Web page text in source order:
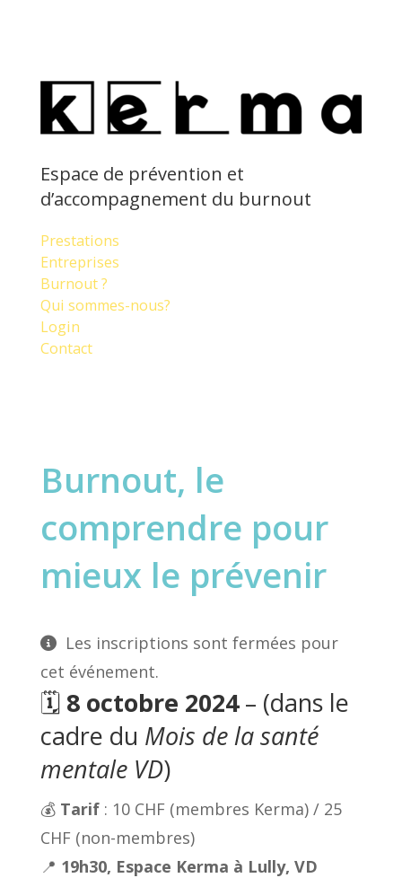
Espace de prévention et
d’accompagnement du burnout
Prestations
Entreprises
Burnout ?
Qui sommes-nous?
Login
Contact
Burnout, le
comprendre pour
mieux le prévenir
Les inscriptions sont fermées pour
cet événement.
🗓️ 8 octobre 2024– (dans le
cadre du Mois de la santé
mentale VD)
💰 Tarif: 10 CHF (membres Kerma) / 25
CHF (non-membres)
📍 19h30, Espace Kerma à Lully, VD